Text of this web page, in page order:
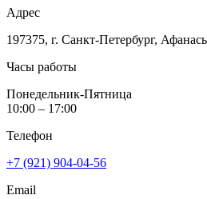
Адрес
197375, г. Санкт-Петербург,
Часы работы
Понедельник-Пятница
10:00 – 17:00
Телефон
+7 (921) 904-04-56
Email